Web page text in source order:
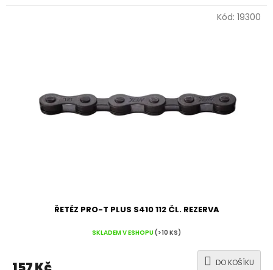
ŘETĚZ PRO-T PLUS S410 112 ČL. REZERVA
SKLADEM V ESHOPU(>10 KS)
DO KOŠÍKU
Kód: 19300